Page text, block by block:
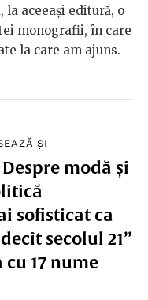
la aceeaşi editură, o
monografii, în care
la care am ajuns.
ȘI
modă și
sofisticat ca
secolul 21”
17 nume